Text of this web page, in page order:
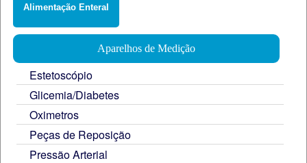
Alimentação Enteral
Aparelhos de Medição
Estetoscópio
Glicemia/Diabetes
Oximetros
Peças de Reposição
Pressão Arterial